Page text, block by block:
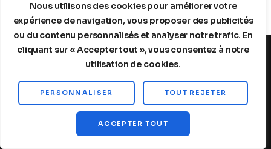
Nous utilisons des cookies pour améliorer votre
expérience de navigation, vous proposer des publicités
ou du contenu personnalisés et analyser notre trafic. En
cliquant sur « Accepter tout », vous consentez à notre
utilisation de cookies.
PERSONNALISER TOUT REJETER
ACCEPTER TOUT
MENTIONS LEGALES A PROPOS DE NOUS
Copyright © 2026 by Steelldy. All rights reserved.